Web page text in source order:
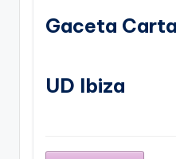
Gaceta
UD Ibiza